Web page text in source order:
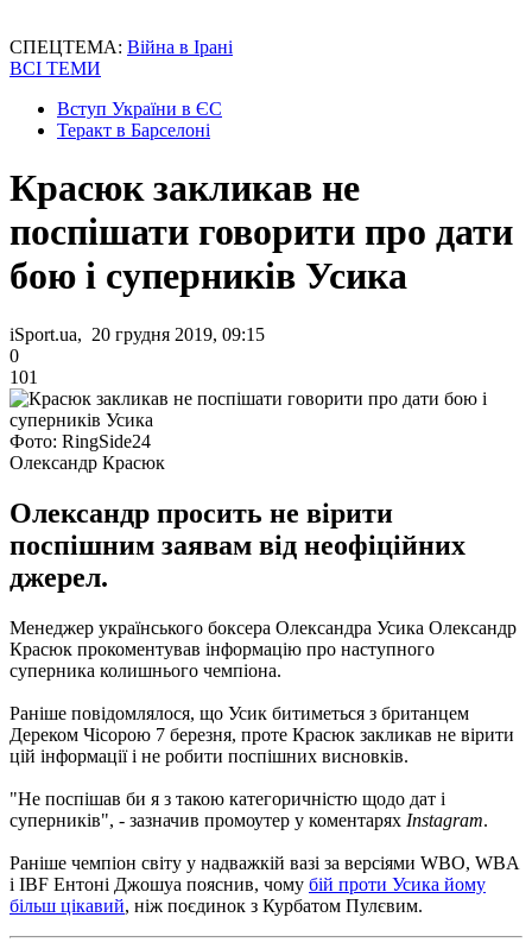
СПЕЦТЕМА: Війна в Ірані
ВСІ ТЕМИ
Вступ України в ЄС
Теракт в Барселоні
Красюк закликав не
поспішати говорити про дати
бою і суперників Усика
iSport.ua, 20 грудня 2019, 09:15
0
101
Фото: RingSide24
Олександр Красюк
Олександр просить не вірити
поспішним заявам від неофіційних
джерел.
Менеджер українського боксера Олександра Усика Олександр
Красюк прокоментував інформацію про наступного
суперника колишнього чемпіона.
Раніше повідомлялося, що Усик битиметься з британцем
Дереком Чісорою 7 березня, проте Красюк закликав не вірити
цій інформації і не робити поспішних висновків.
"Не поспішав би я з такою категоричністю щодо дат і
суперників", - зазначив промоутер у коментарях Instagram.
Раніше чемпіон світу у надважкій вазі за версіями WBO, WBA
і IBF Ентоні Джошуа пояснив, чому бій проти Усика йому
більш цікавий, ніж поєдинок з Курбатом Пулєвим.